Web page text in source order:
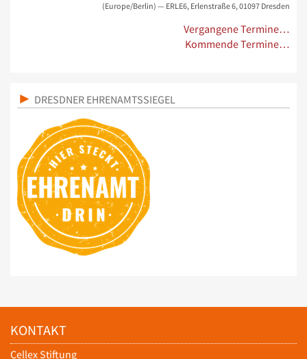
(Europe/Berlin) — ERLE6, Erlenstraße 6, 01097 Dresden
Vergangene Termine…
Kommende Termine…
DRESDNER EHRENAMTSSIEGEL
KONTAKT
Cellex Stiftung